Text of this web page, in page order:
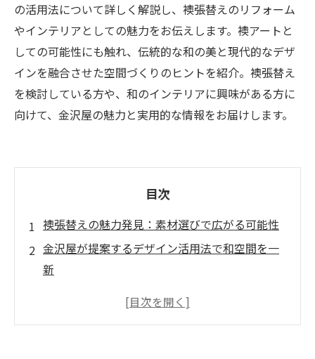
の活用法について詳しく解説し、襖張替えのリフォーム
やインテリアとしての魅力をお伝えします。襖アートと
しての可能性にも触れ、伝統的な和の美と現代的なデザ
インを融合させた空間づくりのヒントを紹介。襖張替え
を検討している方や、和のインテリアに興味がある方に
向けて、金沢屋の魅力と実用的な情報をお届けします。
目次
襖張替えの魅力発見：素材選びで広がる可能性
金沢屋が提案するデザイン活用法で和空間を一
新
襖アートの世界へ：伝統とモダンの融合ストー